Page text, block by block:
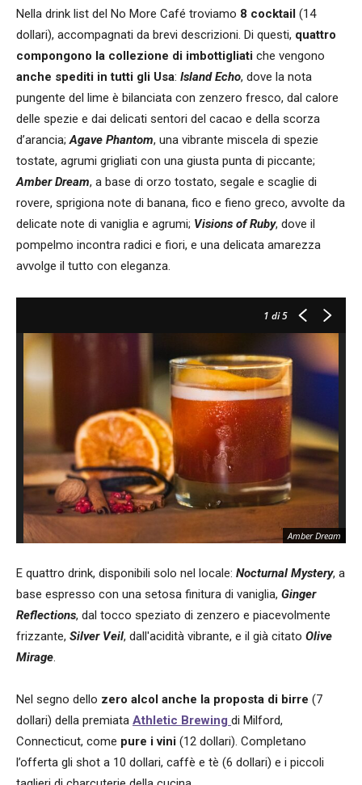
Nella drink list del No More Café troviamo 8 cocktail (14
dollari), accompagnati da brevi descrizioni. Di questi, quattro
compongono la collezione di imbottigliati che vengono
anche spediti in tutti gli Usa: Island Echo, dove la nota
pungente del lime è bilanciata con zenzero fresco, dal calore
delle spezie e dai delicati sentori del cacao e della scorza
d’arancia;Agave Phantom, una vibrante miscela di spezie
tostate, agrumi grigliati con una giusta punta di piccante;
Amber Dream, a base di orzo tostato, segale e scaglie di
rovere, sprigiona note di banana, fico e fieno greco, avvolte da
delicate note di vaniglia e agrumi; Visions of Ruby, dove il
pompelmo incontra radici e fiori, e una delicata amarezza
avvolge il tutto con eleganza.
1 di 5
Amber Dream
E quattro drink, disponibili solo nel locale: Nocturnal Mystery, a
base espresso con una setosa finitura di vaniglia, Ginger
Reflections, dal tocco speziato di zenzero e piacevolmente
frizzante, Silver Veil, dall'acidità vibrante, e il già citato Olive
Mirage.
Nel segno dello zero alcol anche la proposta di birre (7
dollari) della premiata Athletic Brewing di Milford,
Connecticut, come pure i vini (12 dollari). Completano
l’offerta gli shot a 10 dollari, caffè e tè (6 dollari) e i piccoli